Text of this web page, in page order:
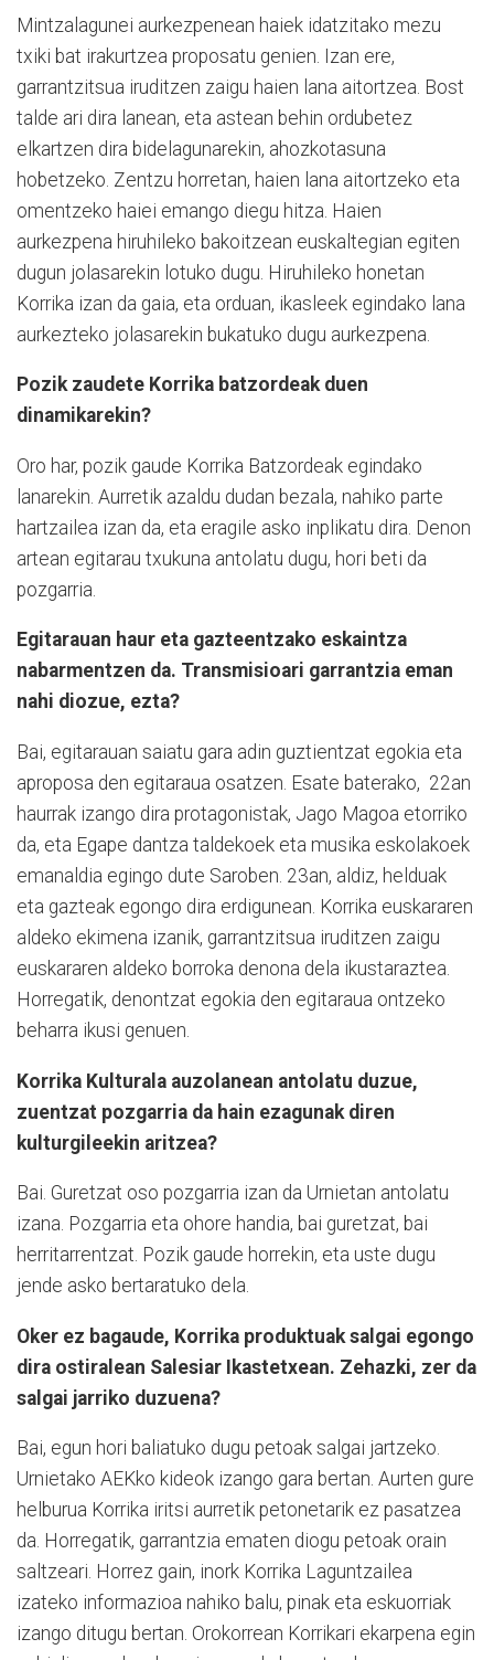
Mintzalagunei aurkezpenean haiek idatzitako mezu
txiki bat irakurtzea proposatu genien. Izan ere,
garrantzitsua iruditzen zaigu haien lana aitortzea. Bost
talde ari dira lanean, eta astean behin ordubetez
elkartzen dira bidelagunarekin, ahozkotasuna
hobetzeko. Zentzu horretan, haien lana aitortzeko eta
omentzeko haiei emango diegu hitza. Haien
aurkezpena hiruhileko bakoitzean euskaltegian egiten
dugun jolasarekin lotuko dugu. Hiruhileko honetan
Korrika izan da gaia, eta orduan, ikasleek egindako lana
aurkezteko jolasarekin bukatuko dugu aurkezpena.
Pozik zaudete Korrika batzordeak duen
dinamikarekin?
Oro har, pozik gaude Korrika Batzordeak egindako
lanarekin. Aurretik azaldu dudan bezala, nahiko parte
hartzailea izan da, eta eragile asko inplikatu dira. Denon
artean egitarau txukuna antolatu dugu, hori beti da
pozgarria.
Egitarauan haur eta gazteentzako eskaintza
nabarmentzen da. Transmisioari garrantzia eman
nahi diozue, ezta?
Bai, egitarauan saiatu gara adin guztientzat egokia eta
aproposa den egitaraua osatzen. Esate baterako, 22an
haurrak izango dira protagonistak, Jago Magoa etorriko
da, eta Egape dantza taldekoek eta musika eskolakoek
emanaldia egingo dute Saroben. 23an, aldiz, helduak
eta gazteak egongo dira erdigunean. Korrika euskararen
aldeko ekimena izanik, garrantzitsua iruditzen zaigu
euskararen aldeko borroka denona dela ikustaraztea.
Horregatik, denontzat egokia den egitaraua ontzeko
beharra ikusi genuen.
Korrika Kulturala auzolanean antolatu duzue,
zuentzat pozgarria da hain ezagunak diren
kulturgileekin aritzea?
Bai. Guretzat oso pozgarria izan da Urnietan antolatu
izana. Pozgarria eta ohore handia, bai guretzat, bai
herritarrentzat. Pozik gaude horrekin, eta uste dugu
jende asko bertaratuko dela.
Oker ez bagaude, Korrika produktuak salgai egongo
dira ostiralean Salesiar Ikastetxean. Zehazki, zer da
salgai jarriko duzuena?
Bai, egun hori baliatuko dugu petoak salgai jartzeko.
Urnietako AEKko kideok izango gara bertan. Aurten gure
helburua Korrika iritsi aurretik petonetarik ez pasatzea
da. Horregatik, garrantzia ematen diogu petoak orain
saltzeari. Horrez gain, inork Korrika Laguntzailea
izateko informazioa nahiko balu, pinak eta eskuorriak
izango ditugu bertan. Orokorrean Korrikari ekarpena egin